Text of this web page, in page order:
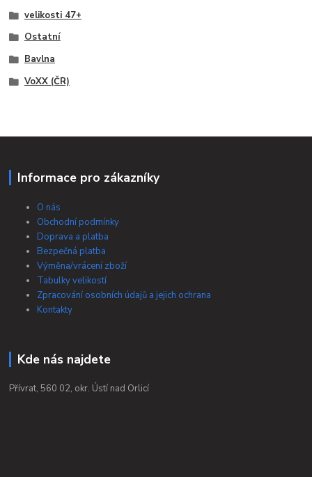
velikosti 47+
Ostatní
Bavlna
VoXX (ČR)
Informace pro zákazníky
O nás
Obchodní podmínky
Doprava a platba
Bezpečná platba
Výměna/vrácení zboží
Tabulky velikostí
Zpracování osobních údajů a jejich ochrana
Kontakty
Kde nás najdete
Přívrat, 560 02, okr. Ústí nad Orlicí